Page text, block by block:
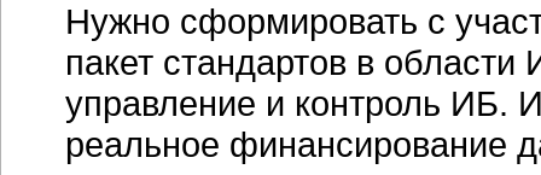
Нужно сформировать с
пакет стандартов в
управление и контроль ИБ.
реальное финансирование